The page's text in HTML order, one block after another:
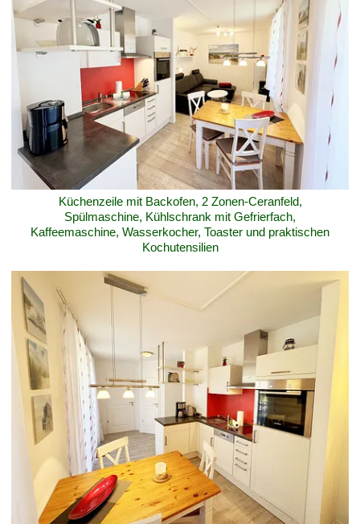
Küchenzeile mit Backofen, 2 Zonen-Ceranfeld,
Spülmaschine, Kühlschrank mit Gefrierfach,
Kaffeemaschine, Wasserkocher, Toaster und praktischen
Kochutensilien